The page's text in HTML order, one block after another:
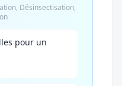
Désinsectisation,
pour un